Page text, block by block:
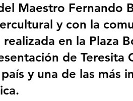
Maestro Fernando
y con la
realizada en la Plaza
de Teresita
y una de las más